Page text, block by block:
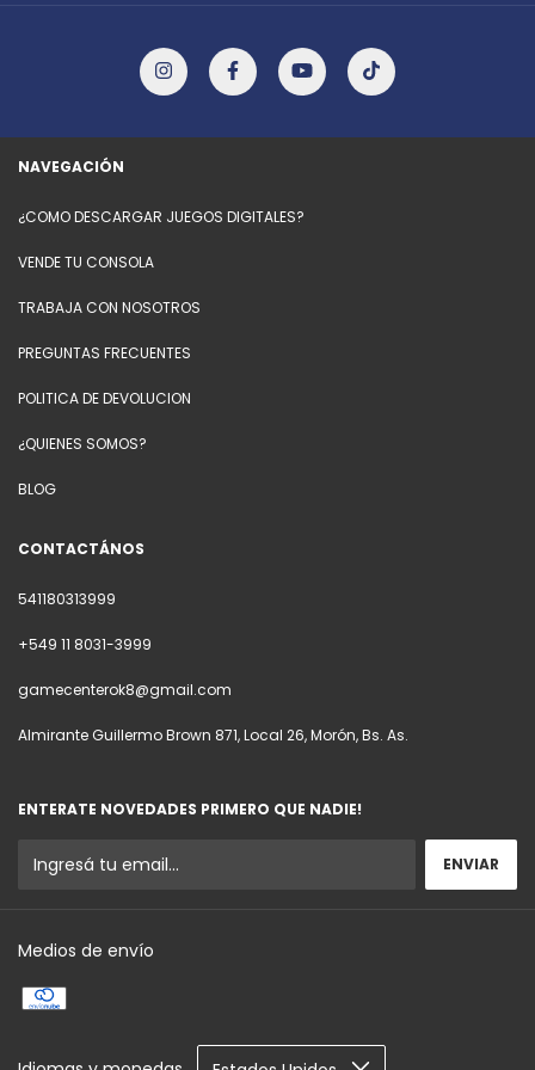
NAVEGACIÓN
¿COMO DESCARGAR JUEGOS DIGITALES?
VENDE TU CONSOLA
TRABAJA CON NOSOTROS
PREGUNTAS FRECUENTES
POLITICA DE DEVOLUCION
¿QUIENES SOMOS?
BLOG
CONTACTÁNOS
541180313999
+549 11 8031-3999
gamecenterok8@gmail.com
Almirante Guillermo Brown 871, Local 26, Morón, Bs. As.
ENTERATE NOVEDADES PRIMERO QUE NADIE!
Medios de envío